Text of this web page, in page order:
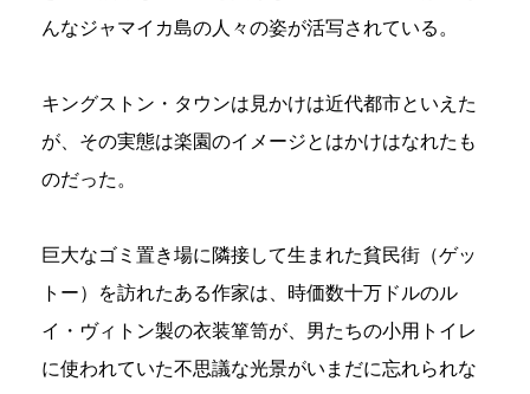
んなジャマイカ島の人々の姿が活写されている。
キングストン・タウンは見かけは近代都市といえた
が、その実態は楽園のイメージとはかけはなれたも
のだった。
巨大なゴミ置き場に隣接して生まれた貧民街（ゲッ
トー）を訪れたある作家は、時価数十万ドルのル
イ・ヴィトン製の衣装箪笥が、男たちの小用トイレ
に使われていた不思議な光景がいまだに忘れられな